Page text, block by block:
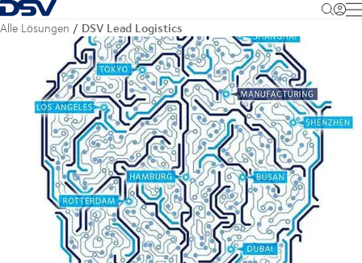
Zurück zur Startseite
Alle Lösungen DSV Lead Logistics